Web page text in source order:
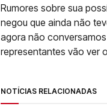
Rumores sobre sua
negou que ainda não
agora não
representantes vão ver
NOTÍCIAS RELACIONADAS